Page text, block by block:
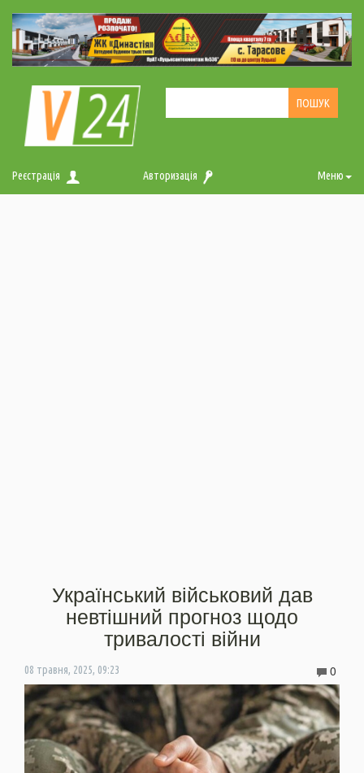
Реєстрація Авторизація Меню
Український військовий дав
невтішний прогноз щодо
тривалості війни
08 травня, 2025, 09:23 0